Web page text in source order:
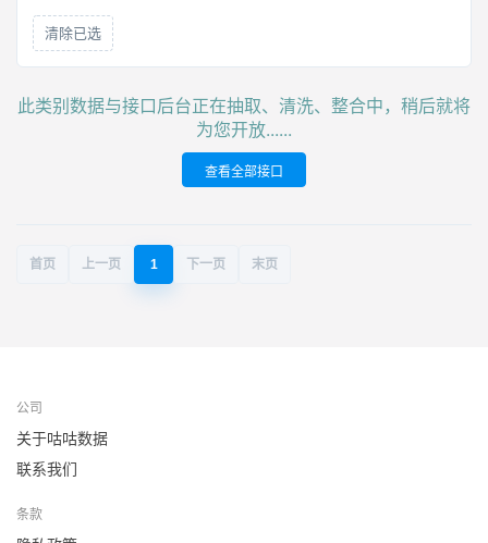
清除已选
此类别数据与接口后台正在抽取、清洗、整合中，稍后就将
为您开放......
查看全部接口
首页 上一页 1 下一页 末页
公司
关于咕咕数据
联系我们
条款